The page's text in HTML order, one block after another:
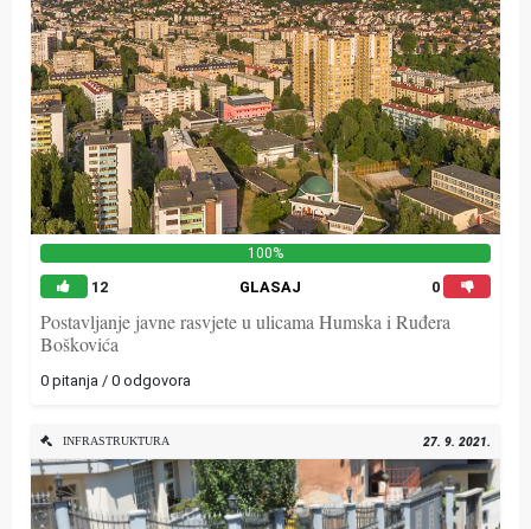
100%
12 GLASAJ 0
Postavljanje javne rasvjete u ulicama Humska i Ruđera
Boškovića
0 pitanja / 0 odgovora
INFRASTRUKTURA 27. 9. 2021.